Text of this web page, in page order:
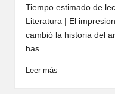
por
Tiempo estimado de
Literatura | El
cambió la historia del
has…
Leer más